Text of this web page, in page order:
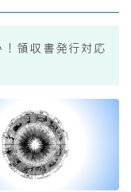
領収書発行対応